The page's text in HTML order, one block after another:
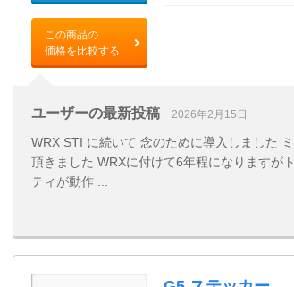
この商品の
価格を比較する
ユーザーの最新投稿 2026年2月15日
WRX STI に続いて 念のために導入しました
頂きました WRXに付けて6年程になりますが
ティが動作 ...